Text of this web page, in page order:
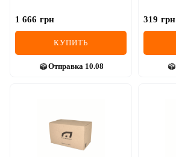
1 666 грн
КУПИТЬ
Отправка 10.08
319 грн